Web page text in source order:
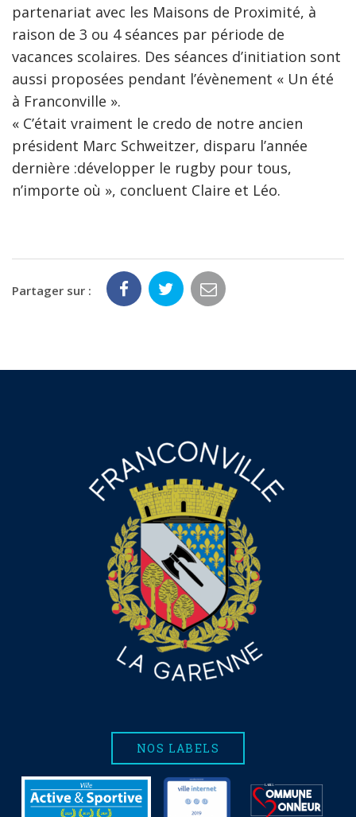
partenariat avec les Maisons de Proximité, à
raison de 3 ou 4 séances par période de
vacances scolaires. Des séances d’initiation sont
aussi proposées pendant l’évènement « Un été
à Franconville ».
« C’était vraiment le credo de notre ancien
président Marc Schweitzer, disparu l’année
dernière :développer le rugby pour tous,
n’importe où », concluent Claire et Léo.
Partager sur :
NOS LABELS